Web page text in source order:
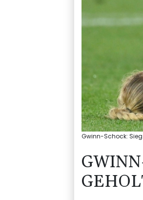
Gwinn-Schock: Sieg